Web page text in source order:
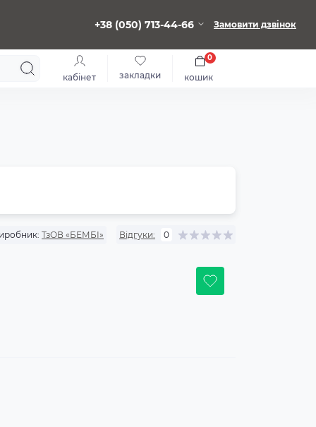
+38 (050) 713-44-66 Замовити дзвінок
кабінет закладки кошик
0
ТзОВ «БЕМБІ» Відгуки: 0